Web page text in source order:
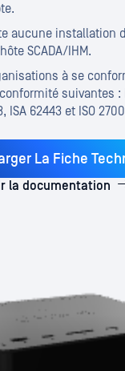
aucune installation
SCADA/IHM.
à se
suivantes :
ISA 62443 et ISO
La Fiche
la documentation